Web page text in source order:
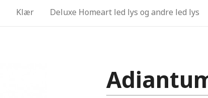
Klær Deluxe Homeart led lys og andre led lys